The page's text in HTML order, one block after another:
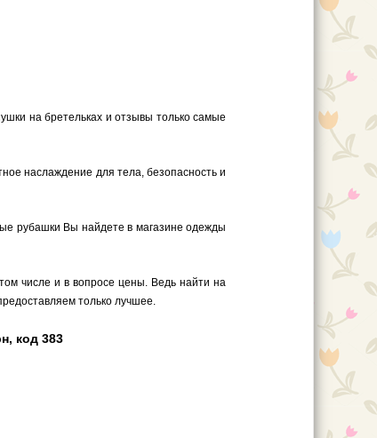
на бретельках и отзывы только самые
наслаждение для тела, безопасность и
рубашки Вы найдете в магазине одежды
числе и в вопросе цены. Ведь найти на
только лучшее.
код 383